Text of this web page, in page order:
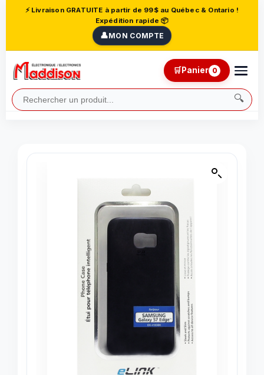
⚡ Livraison GRATUITE à partir de 99$ au Québec & Ontario !
Expédition rapide 📦
👤MON COMPTE
🔍
🛒Panier 0